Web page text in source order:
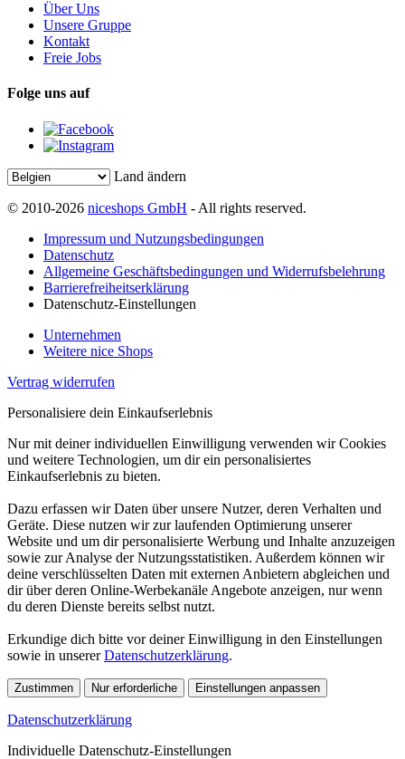
Über Uns
Unsere Gruppe
Kontakt
Freie Jobs
Folge uns auf
Land ändern
© 2010-2026 niceshops GmbH - All rights reserved.
Impressum und Nutzungsbedingungen
Datenschutz
Allgemeine Geschäftsbedingungen und Widerrufsbelehrung
Barrierefreiheitserklärung
Datenschutz-Einstellungen
Unternehmen
Weitere nice Shops
Vertrag widerrufen
Personalisiere dein Einkaufserlebnis
Nur mit deiner individuellen Einwilligung verwenden wir Cookies
und weitere Technologien, um dir ein personalisiertes
Einkaufserlebnis zu bieten.
Dazu erfassen wir Daten über unsere Nutzer, deren Verhalten und
Geräte. Diese nutzen wir zur laufenden Optimierung unserer
Website und um dir personalisierte Werbung und Inhalte anzuzeigen
sowie zur Analyse der Nutzungsstatistiken. Außerdem können wir
deine verschlüsselten Daten mit externen Anbietern abgleichen und
dir über deren Online-Werbekanäle Angebote anzeigen, nur wenn
du deren Dienste bereits selbst nutzt.
Erkundige dich bitte vor deiner Einwilligung in den Einstellungen
sowie in unsererDatenschutzerklärung.
Zustimmen Nur erforderliche Einstellungen anpassen
Datenschutzerklärung
Individuelle Datenschutz-Einstellungen